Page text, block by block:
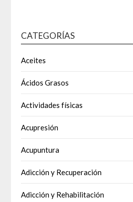
CATEGORÍAS
Aceites
Ácidos Grasos
Actividades físicas
Acupresión
Acupuntura
Adicción y Recuperación
Adicción y Rehabilitación